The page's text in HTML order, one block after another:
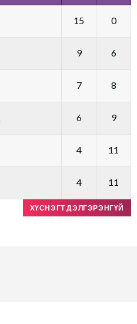
15 0
9 6
7 8
6 9
4 11
4 11
ХҮСНЭГТ ДЭЛГЭРЭНГҮЙ